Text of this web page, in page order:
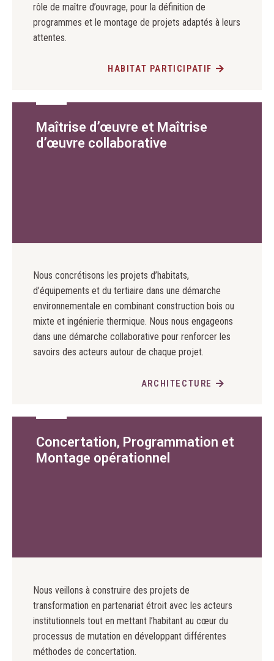
rôle de maître d’ouvrage, pour la définition de
programmes et le montage de projets adaptés à leurs
attentes.
HABITAT PARTICIPATIF
Maîtrise d’œuvre et Maîtrise
d’œuvre collaborative
Nous concrétisons les projets d’habitats,
d’équipements et du tertiaire dans une démarche
environnementale en combinant construction bois ou
mixte et ingénierie thermique. Nous nous engageons
dans une démarche collaborative pour renforcer les
savoirs des acteurs autour de chaque projet.
ARCHITECTURE
Concertation, Programmation et
Montage opérationnel
Nous veillons à construire des projets de
transformation en partenariat étroit avec les acteurs
institutionnels tout en mettant l’habitant au cœur du
processus de mutation en développant différentes
méthodes de concertation.